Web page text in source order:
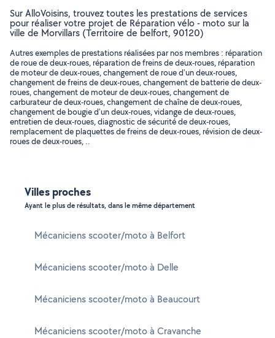
Sur AlloVoisins, trouvez toutes les prestations de services
pour réaliser votre projet de Réparation vélo - moto sur la
ville de Morvillars (Territoire de belfort, 90120)
Autres exemples de prestations réalisées par nos membres : réparation
de roue de deux-roues, réparation de freins de deux-roues, réparation
de moteur de deux-roues, changement de roue d'un deux-roues,
changement de freins de deux-roues, changement de batterie de deux-
roues, changement de moteur de deux-roues, changement de
carburateur de deux-roues, changement de chaîne de deux-roues,
changement de bougie d'un deux-roues, vidange de deux-roues,
entretien de deux-roues, diagnostic de sécurité de deux-roues,
remplacement de plaquettes de freins de deux-roues, révision de deux-
roues de deux-roues, ..
Villes proches
Ayant le plus de résultats, dans le même département
Mécaniciens scooter/moto à Belfort
Mécaniciens scooter/moto à Delle
Mécaniciens scooter/moto à Beaucourt
Mécaniciens scooter/moto à Cravanche